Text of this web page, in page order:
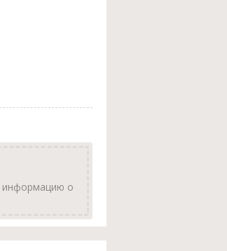
информацию о